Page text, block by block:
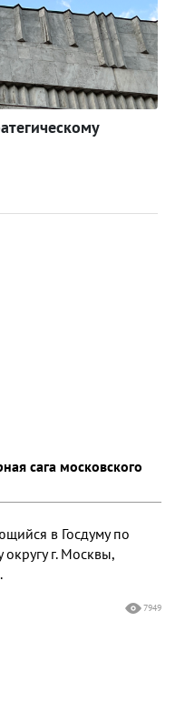
сага московского
в Госдуму по
г. Москвы,
7949